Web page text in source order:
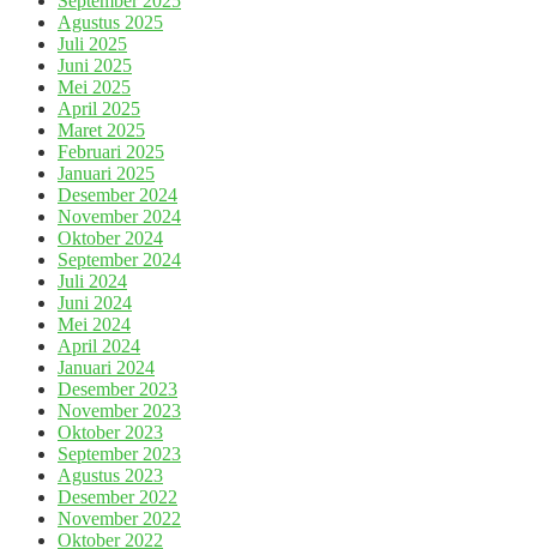
Agustus 2025
Juli 2025
Juni 2025
Mei 2025
April 2025
Maret 2025
Februari 2025
Januari 2025
Desember 2024
November 2024
Oktober 2024
September 2024
Juli 2024
Juni 2024
Mei 2024
April 2024
Januari 2024
Desember 2023
November 2023
Oktober 2023
September 2023
Agustus 2023
Desember 2022
November 2022
Oktober 2022